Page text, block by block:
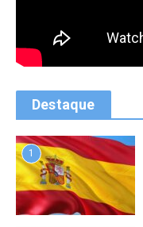
Destaque
1